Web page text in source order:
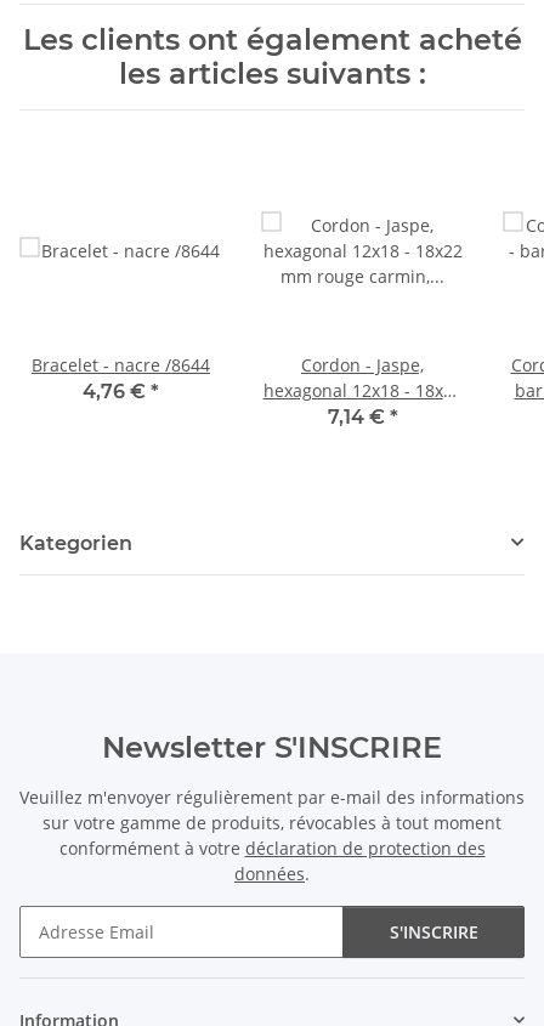
Les clients ont également acheté
les articles suivants :
Bracelet - nacre /8644
4,76 € *
Cordon - Jaspe,
hexagonal 12x18 - 18x22
mm rouge carmin,
7,14 € *
Kategorien
Newsletter S'INSCRIRE
Veuillez m'envoyer régulièrement par e-mail des informations
sur votre gamme de produits, révocables à tout moment
conformément à votre déclaration de protection des
données.
S'INSCRIRE
Information